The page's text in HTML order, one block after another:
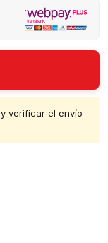
verificar el envío